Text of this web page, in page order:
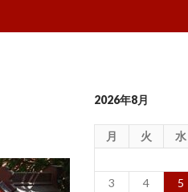
2026年8月
月 火 水
3
4 5